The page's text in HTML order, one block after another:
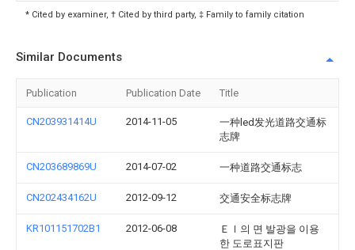
* Cited by examiner, † Cited by third party, ‡ Family to family citation
Similar Documents
Publication Publication Date Title
CN203931414U 2014-11-05
一种led发光道路交通标
志牌
CN203689869U 2014-07-02 一种道路交通标志
CN202434162U 2012-09-12 交通安全标志牌
KR101151702B1 2012-06-08
Ｅｌ의 면 발광을 이용
한 도로표지판